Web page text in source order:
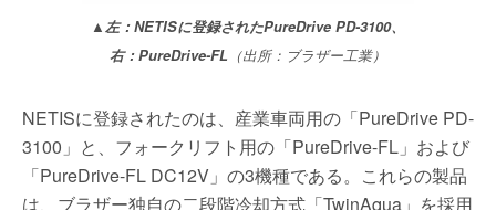
▲左：NETISに登録されたPureDrive PD-3100、
右：PureDrive-FL （出所：ブラザー工業）
NETISに登録されたのは、産業車両用の「PureDrive PD-
3100」と、フォークリフト用の「PureDrive-FL」および
「PureDrive-FL DC12V」の3機種である。​これらの製品
は、ブラザー独自の二段階冷却方式「TwinAqua」を採用